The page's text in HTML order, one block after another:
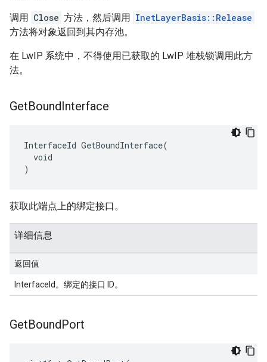
调用 Close 方法，然后调用 InetLayerBasis::Release
方法将对象返回到其内存池。
在 LwIP 系统中，不得使用已获取的 LwIP 堆栈锁调用此方
法。
GetBoundInterface
InterfaceId GetBoundInterface(
  void
)
获取此端点上的绑定接口。
详细信息
返回值
InterfaceId。绑定的接口 ID。
GetBoundPort